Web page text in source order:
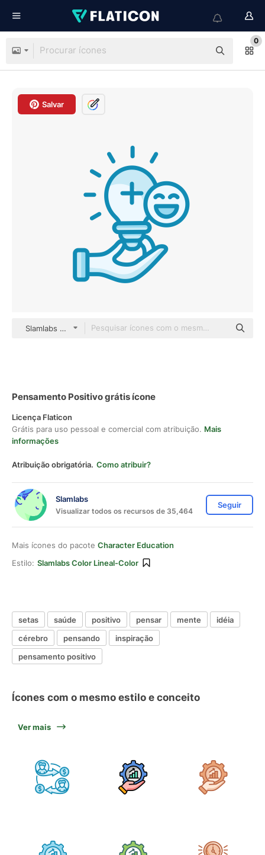
0
Salvar
Slamlabs color lineal-color
Pensamento Positivo grátis ícone
Licença Flaticon
Grátis para uso pessoal e comercial com atribuição. Mais
informações
Atribuição obrigatória. Como atribuir?
Slamlabs
Visualizar todos os recursos de 35,464
Seguir
Mais ícones do pacote Character Education
Estilo: Slamlabs Color Lineal-Color
setas saúde positivo pensar mente
idéia
cérebro
pensando
inspiração
pensamento positivo
Ícones com o mesmo estilo e conceito
Ver mais